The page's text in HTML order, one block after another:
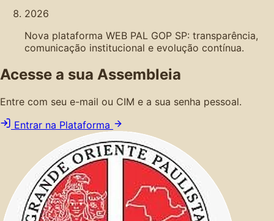
2026
Nova plataforma WEB PAL GOP SP: transparência,
comunicação institucional e evolução contínua.
Acesse a sua Assembleia
Entre com seu e-mail ou CIM e a sua senha pessoal.
Entrar na Plataforma